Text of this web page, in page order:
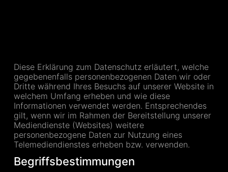
Diese Erklärung zum Datenschutz erläutert, welche
gegebenenfalls personenbezogenen Daten wir oder
Dritte während Ihres Besuchs auf unserer Website in
welchem Umfang erheben und wie diese
Informationen verwendet werden. Entsprechendes
gilt, wenn wir im Rahmen der Bereitstellung unserer
Mediendienste (Websites) weitere
personenbezogene Daten zur Nutzung eines
Telemediendienstes erheben bzw. verwenden.
Begriffsbestimmungen